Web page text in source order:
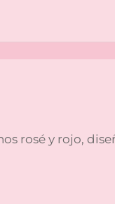
rosé y rojo,